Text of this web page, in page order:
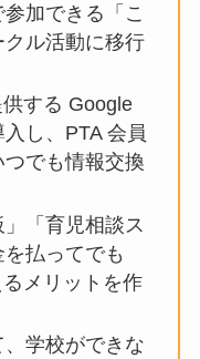
加できる「こ
ル活動に移行
する Google
し、PTA 会員
でも情報交換
」「育児相談ス
払ってでも
メリットを作
、学校ができな